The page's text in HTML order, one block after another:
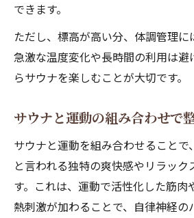
できます。
ただし、標高が高い分、体調管理に
急激な温度変化や長時間の利用は避
らサウナを楽しむことが大切です。
サウナと運動の組み合わせで
サウナと運動を組み合わせることで
と言われる独特の爽快感やリラック
す。これは、運動で活性化した筋肉
熱刺激が加わることで、自律神経の